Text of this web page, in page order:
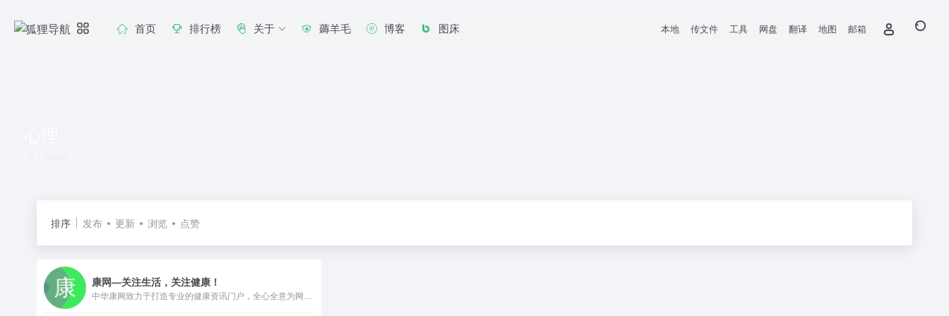
首页 排行榜 关于 薅羊毛 博客 图床 本地 传文件 工具 网盘 翻译 地图 邮箱
排序 发布 更新 浏览 点赞
康网—关注生活，关注健康！